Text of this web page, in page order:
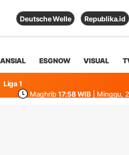
Deutsche Welle Republika.id
ESGNOW VISUAL
Liga 1
Maghrib 17:58 WIB | Minggu,